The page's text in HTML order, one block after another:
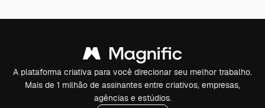
A plataforma criativa para você direcionar seu melhor trabalho.
Mais de 1 milhão de assinantes entre criativos, empresas,
agências e estúdios.